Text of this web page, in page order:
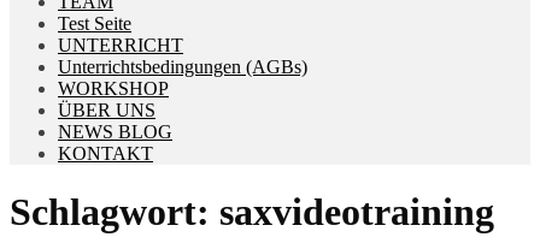
Test Seite
UNTERRICHT
Unterrichtsbedingungen (AGBs)
WORKSHOP
ÜBER UNS
NEWS BLOG
KONTAKT
Schlagwort: saxvideotraining